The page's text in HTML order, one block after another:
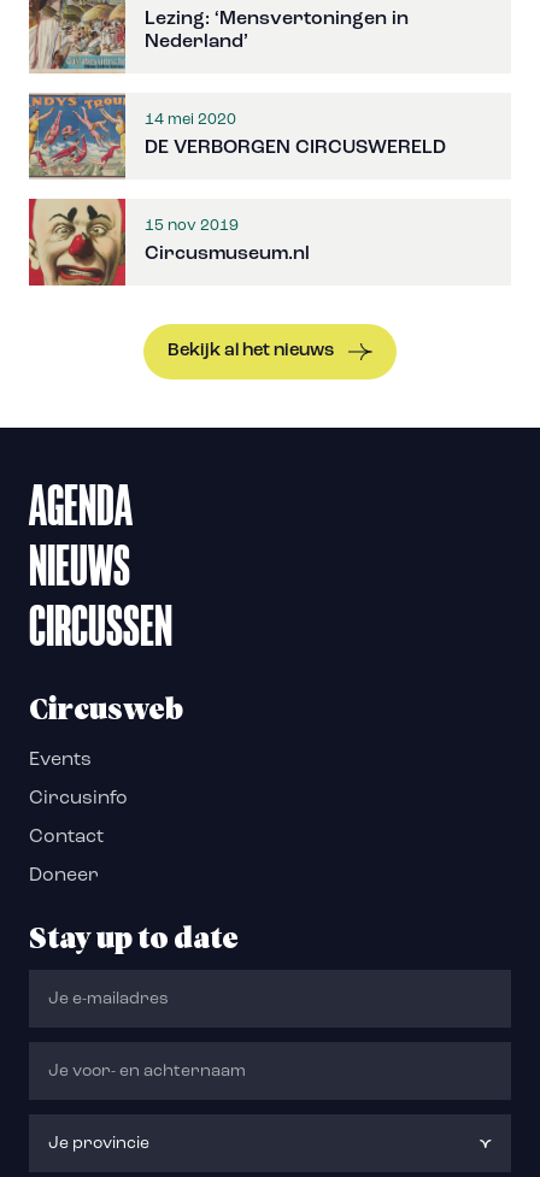
Lezing: ‘Mensvertoningen in
Nederland’
14 mei 2020
DE VERBORGEN CIRCUSWERELD
15 nov 2019
Circusmuseum.nl
Bekijk al het nieuws
AGENDA
NIEUWS
CIRCUSSEN
Circusweb
Events
Circusinfo
Contact
Doneer
Stay up to date